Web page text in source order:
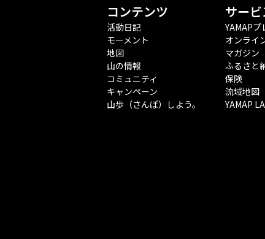
コンテンツ
活動日記
モーメント
地図
山の情報
コミュニティ
キャンペーン
山歩（さんぽ）しよう。
サービ
YAMAPプ
オンライ
マガジン
ふるさと
保険
流域地図
YAMAP